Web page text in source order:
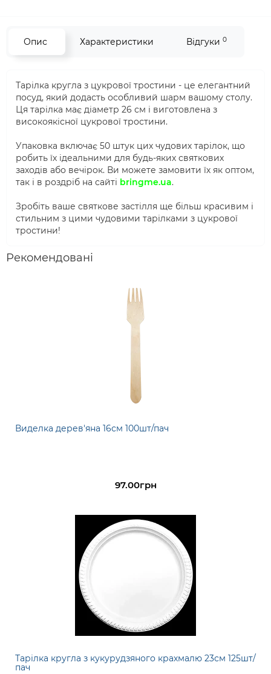
Опис Характеристики Відгуки 0
Тарілка кругла з цукрової тростини - це елегантний
посуд, який додасть особливий шарм вашому столу.
Ця тарілка має діаметр 26 см і виготовлена з
високоякісної цукрової тростини.
Упаковка включає 50 штук цих чудових тарілок, що
робить їх ідеальними для будь-яких святкових
заходів або вечірок. Ви можете замовити їх як оптом,
так і в роздріб на сайті bringme.ua.
Зробіть ваше святкове застілля ще більш красивим і
стильним з цими чудовими тарілками з цукрової
тростини!
Рекомендовані
Виделка дерев'яна 16см 100шт/пач
97.00грн
Тарілка кругла з кукурудзяного крахмалю 23см 125шт/
пач